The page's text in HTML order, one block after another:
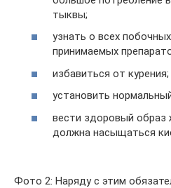
тыквы;
узнать о всех
принимаемых
избавиться от курения;
установить
вести здоровый образ
должна насыщаться
Фото 2: Наряду с этим